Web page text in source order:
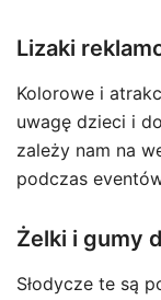
Lizaki
Kolorowe i
uwagę dzieci i
zależy nam na
podczas
Żelki i gumy
Słodycze te są